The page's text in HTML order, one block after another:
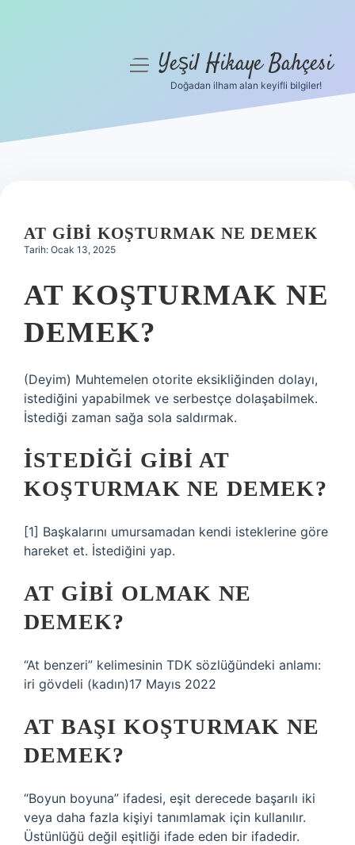
Hakkımızda
menüyüYeşil Hikaye Bahçesi
Doğadan ilham alan keyifli bilgiler!
AT GIBI KOŞTURMAK NE DEMEK
Tarih: Ocak 13, 2025
AT KOŞTURMAK NE
DEMEK?
(Deyim) Muhtemelen otorite eksikliğinden dolayı,
istediğini yapabilmek ve serbestçe dolaşabilmek.
İstediği zaman sağa sola saldırmak.
İSTEDIĞI GIBI AT
KOŞTURMAK NE DEMEK?
[1] Başkalarını umursamadan kendi isteklerine göre
hareket et. İstediğini yap.
AT GIBI OLMAK NE
DEMEK?
“At benzeri” kelimesinin TDK sözlüğündeki anlamı:
iri gövdeli (kadın)17 Mayıs 2022
AT BAŞI KOŞTURMAK NE
DEMEK?
“Boyun boyuna” ifadesi, eşit derecede başarılı iki
veya daha fazla kişiyi tanımlamak için kullanılır.
Üstünlüğü değil eşitliği ifade eden bir ifadedir.